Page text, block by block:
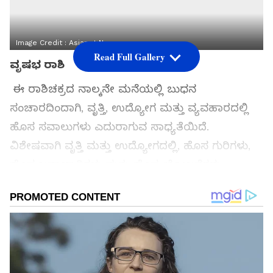
Image Credit : Asianet News
ವೃಷಭ ರಾಶಿ
ಈ ರಾಶಿಚಕ್ರದ ನಾಲ್ಕನೇ ಮನೆಯಲ್ಲಿ ಬುಧನ
ಸಂಚಾರದಿಂದಾಗಿ, ವೃತ್ತಿ, ಉದ್ಯೋಗ ಮತ್ತು ವ್ಯವಹಾರದಲ್ಲಿ
ಹೊಸ ಸವಾಲುಗಳು ಎದುರಾಗುವ ಸಾಧ್ಯತೆಯಿದೆ.
ವಿಶೇಷವಾಗಿ ವೃತ್ತಿ ಮತ್ತು ಉದ್ಯೋಗದಲ್ಲಿ, ಹೊಸ ಗುರಿಗಳು,
ಪರೀಕ್ಷಿಸಲಾಗುತ್ತದೆ. ನೀವು ಅಧಿಕಾರಿಗಳ ಗಮನಕ್ಕೆ ಬರುತ್ತೀರಿ.
ಹೊಸ ಕೌಶಲ್ಯಗಳನ್ನು ಪಡೆದುಕೊಳ್ಳುತ್ತೀರಿ.
ಸಮಗ್ರ ಸುದ್ದಿ ಮೂಲವನ್ನಾಗಿ asianet suvarna news ಅನ್ನು
ಆಯ್ಕೆ ಮಾಡಿಕೊಳ್ಳಿ
Read Full Gallery